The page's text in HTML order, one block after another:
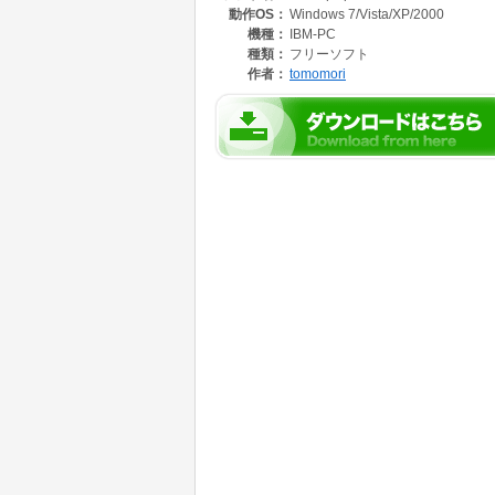
★FILENAMEがアップロードするファイル名
★PARAMSでサーバー名、ユーザ名等を指定し
/? : Show help messages(This Message)
/host:hostname : FTP Server HostName or
/port:serverport : FTP Server Port(Default 21)
/user:username : Login username
動作OS： Windows 7/Vista/XP/2000
機種：
IBM-PC
種類： フリーソフト
作者： tomomori